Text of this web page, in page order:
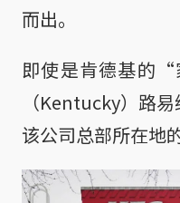
而出。
即使是肯德基的
（Kentucky）路
该公司总部所在地